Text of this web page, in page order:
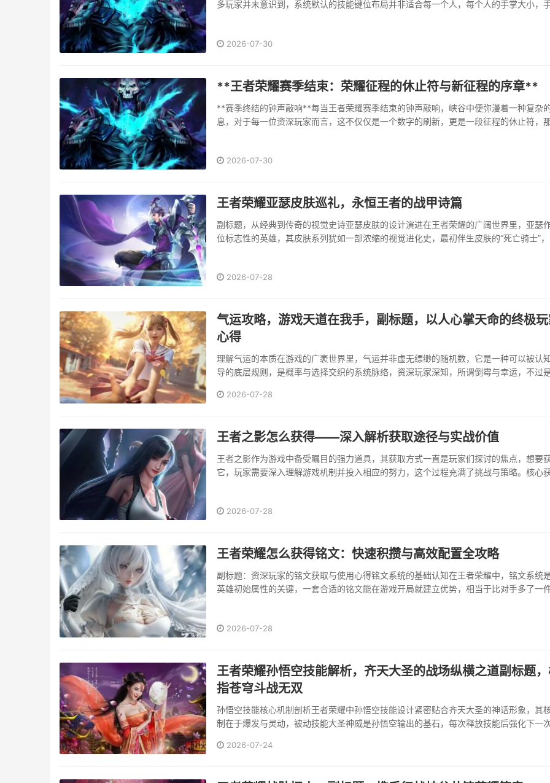
多玩家并未意识到，系统默认的技能键位布局并非适合每一个人，每个人的手掌大小，
2026-07-30
**王者荣耀赛季结束：荣耀征程的休止符与新征程的序章**
**赛季终结的钟声敲响**每当王者荣耀赛季结束的钟声敲响，峡谷中便弥漫着一种复杂
息，对于每一位资深玩家而言，这不仅仅是一个数字的刷新，更是一段征程的休止符，
2026-07-30
王者荣耀亚瑟皮肤巡礼，永恒王者的战甲诗篇
副标题，从经典到传奇的视觉史诗亚瑟皮肤的设计演进在王者荣耀的广阔世界里，亚瑟
位标志性的英雄，其皮肤系列犹如一部浓缩的视觉进化史，最初伴生皮肤的“死亡骑士”，
2026-07-28
气运攻略，游戏天道在我手，副标题，以人心掌天命的终极
心得
理解气运的本质在游戏的广袤世界里，气运并非虚无缥缈的随机数，它是一种可以被认
导的底层规则，是概率与选择交织的系统脉络，资深玩家深知，所谓倒霉与幸运，不过
2026-07-28
王者之影怎么获得——深入解析获取途径与实战价值
王者之影作为游戏中备受瞩目的强力道具，其获取方式一直是玩家们探讨的焦点，想要
它，玩家需要深入理解游戏机制并投入相应的努力，这个过程充满了挑战与策略。核心
守关首领，才有概率从最终奖励中获取，另···
2026-07-28
王者荣耀怎么获得铭文：快速积攒与高效配置全攻略
副标题：资深玩家的铭文获取与使用心得铭文系统的基础认知在王者荣耀中，铭文系统
英雄初始属性的关键，一套合适的铭文能在游戏开局就建立优势，相当于比对手多了一
主要途径铭文的获取并非一蹴而就，···
2026-07-28
王者荣耀孙悟空技能解析，齐天大圣的战场纵横之道副标题
指苍穹斗战无双
孙悟空技能核心机制剖析王者荣耀中孙悟空技能设计紧密贴合齐天大圣的神话形象，其
制在于爆发与灵动，被动技能大圣神威是孙悟空输出的基石，每次释放技能后强化下一
能衔接普攻方能打出毁灭伤害，一技能护身咒法则体现了孙悟空的机敏，开启时能抵挡一
2026-07-24